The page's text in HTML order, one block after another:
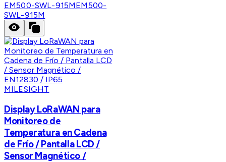
EM500-SWL-915MEM500-
SWL-915M
MILESIGHT
Display LoRaWAN para
Monitoreo de
Temperatura en Cadena
de Frío / Pantalla LCD /
Sensor Magnético /